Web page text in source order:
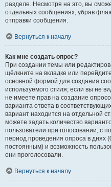
разделе. Несмотря на это, вы
отдельных сообщениях, убрав
отправки сообщения.
Вернуться к началу
Как мне создать опрос?
При создании темы или
щёлкните на вкладке или
основной формой для создания
используемого стиля; если вы не
не имеете прав на создание
варианта ответа в
вариант находится на отдельной
можете задать количество
пользователи при голосовании, с
период проведения опроса в днях
постоянным) и возможность
они проголосовали.
Вернуться к началу